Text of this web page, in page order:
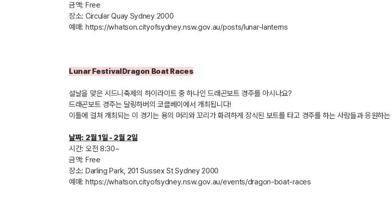
금액: Free
장소: Circular Quay Sydney 2000
예매: https://whatson.cityofsydney.nsw.gov.au/posts/lunar-lanterns
Lunar FestivalDragon Boat Races
설날을 맞은 시드니축제의 하이라이트 중 하나인 드래곤보트 경주를 아시나요?
드래곤보트 경주는 달링하버의 코클베이에서 개최됩니다!
이틀에 걸쳐 개최되는 이 경기는 용의 머리와 꼬리가 화려하게 장식된 보트를 타고 경주를 하는 사람들과 응원하
날짜: 2월1일- 2월 2일
시간: 오전 8:30~
금액: Free
장소: Darling Park, 201 Sussex St Sydney 2000
예매: https://whatson.cityofsydney.nsw.gov.au/events/dragon-boat-races